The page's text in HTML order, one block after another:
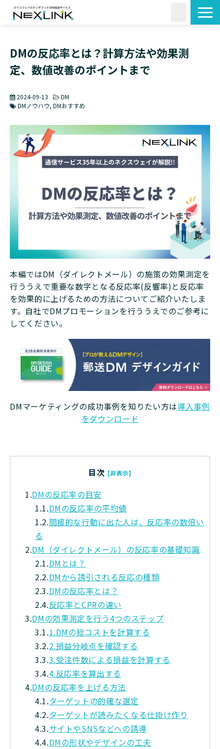
活用シーン
料金・形状
DMの反応率とは？計算方法や効果測
定、数値改善のポイントまで
2024-09-13
DM
DMノウハウ DMおすすめ
本編ではDM（ダイレクトメール）の施策の効果測定を
行ううえで重要な数字となる反応率(反響率)と反応率
を効果的に上げるための方法についてご紹介いたしま
す。自社でDMプロモーションを行ううえでのご参考に
してください。
DMマーケティングの成功事例を知りたい方は導入事例
をダウンロード
目次 [非表示]
1.DMの反応率の目安
1.1.DMの反応率の平均値
1.2.間接的な行動に出た人は、反応率の数倍い
る
2.DM（ダイレクトメール）の反応率の基礎知識
2.1.DMとは？
2.2.DMから誘引される反応の種類
2.3.DMの反応率とは？
2.4.反応率とCPRの違い
3.DMの効果測定を行う4つのステップ
3.1.1.DMの総コストを計算する
3.2.2.損益分岐点を確認する
3.3.3.受注件数による損益を計算する
3.4.4.反応率を算出する
4.DMの反応率を上げる方法
4.1.ターゲットの的確な選定
4.2.ターゲットが読みたくなる仕掛け作り
4.3.サイトやSNSなどへの誘導
4.4.DMの形状やデザインの工夫